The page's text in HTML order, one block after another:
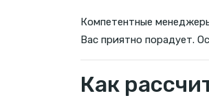
Компетентные
Вас приятно порадует.
Как